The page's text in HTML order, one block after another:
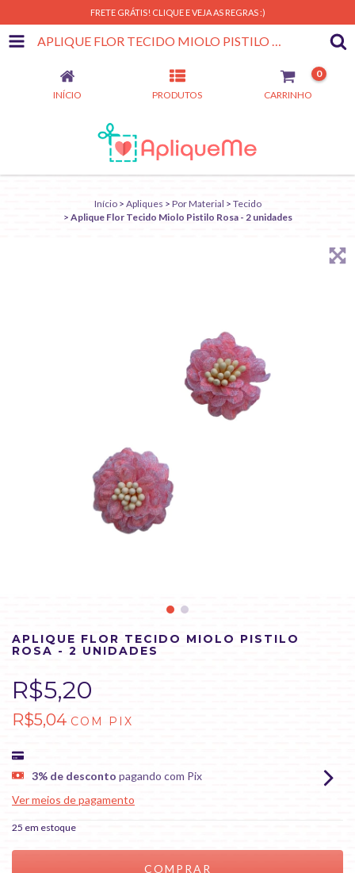
FRETE GRÁTIS! CLIQUE E VEJA AS REGRAS :)
APLIQUE FLOR TECIDO MIOLO PISTILO ROSA - 2 UNIDADES
INÍCIO PRODUTOS CARRINHO
0
Início > Apliques > Por Material > Tecido
> Aplique Flor Tecido Miolo Pistilo Rosa - 2 unidades
APLIQUE FLOR TECIDO MIOLO PISTILO
ROSA - 2 UNIDADES
R$5,20
R$5,04 COM PIX
3% de desconto pagando com Pix
Ver meios de pagamento
25 em estoque